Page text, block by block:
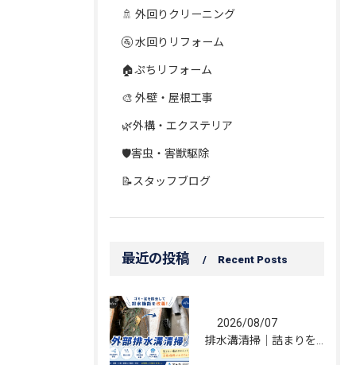
🚿 外回りクリーニング
🚰 水回りリフォーム
🏠ぷちリフォーム
🎨 外壁・屋根工事
🌿外構・エクステリア
🛡️害虫・害獣駆除
📝スタッフブログ
最近の投稿 Recent Posts
2026/08/07